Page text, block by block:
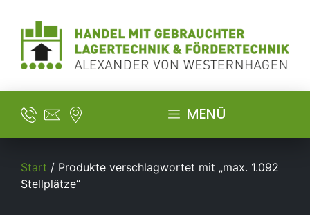
MENÜ
Start / Produkte verschlagwortet mit „max. 1.092
Stellplätze“